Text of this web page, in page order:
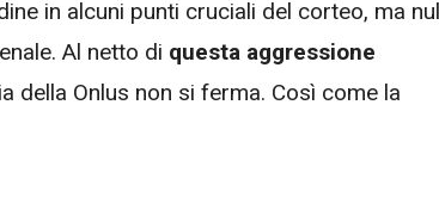
in alcuni punti cruciali del corteo, ma
Al netto di questa aggressione
della Onlus non si ferma. Così come la